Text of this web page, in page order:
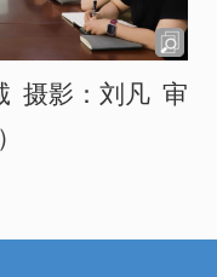
摄影： 刘凡审